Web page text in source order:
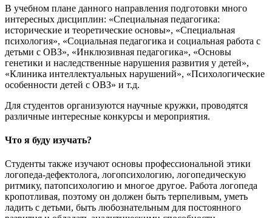
В учебном плане данного направления подготовки много
интересных дисциплин: «Специальная педагогика:
исторические и теоретические основы», «Специальная
психология», «Социальная педагогика и социальная работа с
детьми с ОВЗ», «Инклюзивная педагогика», «Основы
генетики и наследственные нарушения развития у детей»,
«Клиника интеллектуальных нарушений», «Психологические
особенности детей с ОВЗ» и т.д.
Для студентов организуются научные кружки, проводятся
различные интересные конкурсы и мероприятия.
Что я буду изучать?
Студенты также изучают основы профессиональной этики
логопеда-дефектолога, логопсихологию, логопедическую
ритмику, патопсихологию и многое другое. Работа логопеда
кропотливая, поэтому он должен быть терпеливым, уметь
ладить с детьми, быть любознательным для постоянного